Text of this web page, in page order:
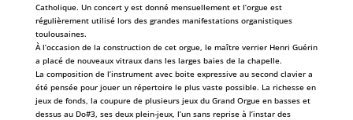
Catholique. Un concert y est donné mensuellement et l’orgue est
régulièrement utilisé lors des grandes manifestations organistiques
toulousaines.
À l’occasion de la construction de cet orgue, le maître verrier Henri Guérin
a placé de nouveaux vitraux dans les larges baies de la chapelle.
La composition de l’instrument avec boite expressive au second clavier a
été pensée pour jouer un répertoire le plus vaste possible. La richesse en
jeux de fonds, la coupure de plusieurs jeux du Grand Orgue en basses et
dessus au Do#3, ses deux plein-jeux, l’un sans reprise à l’instar des